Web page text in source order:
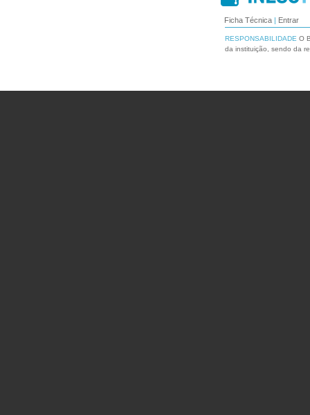
Ficha Técnica Entrar
RESPONSABILIDADE O
da instituição, sendo da